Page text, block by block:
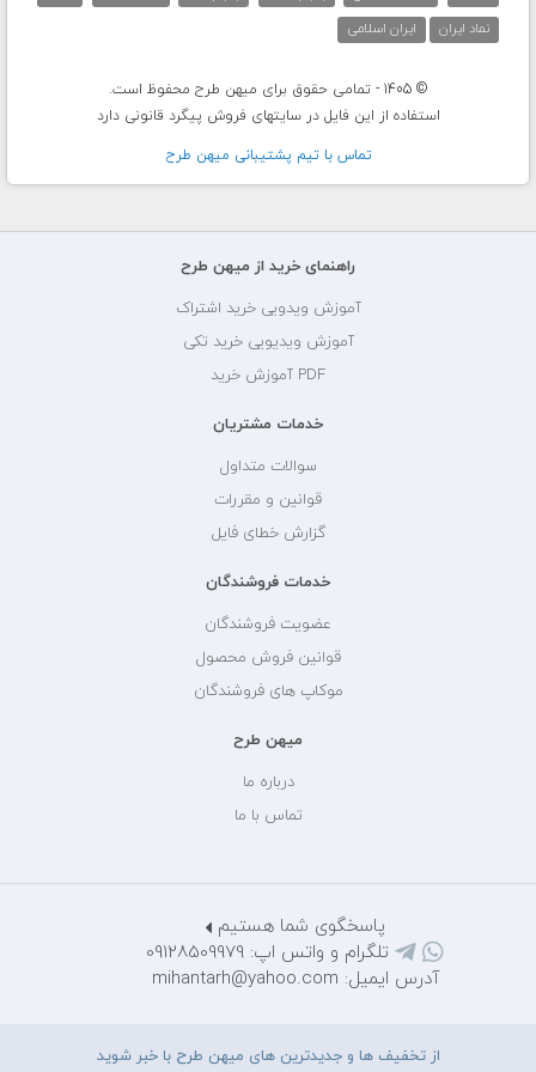
نماد ایران
ایران اسلامی
© 1405 - تمامی حقوق برای میهن طرح محفوظ است.
استفاده از این فایل در سایتهای فروش پیگرد قانونی دارد
تماس با تيم پشتيبانی ميهن طرح
راهنمای خرید از میهن طرح
آموزش ویدویی خرید اشتراک
آموزش ویدیویی خرید تکی
PDF آموزش خرید
خدمات مشتریان
سوالات متداول
قوانین و مقررات
گزارش خطای فایل
خدمات فروشندگان
عضویت فروشندگان
قوانین فروش محصول
موکاپ های فروشندگان
میهن طرح
درباره ما
تماس با ما
پاسخگوی شما هستیم
تلگرام و واتس اپ: 09128509979
آدرس ایمیل: mihantarh@yahoo.com
از تخفیف ها و جدیدترین های میهن طرح با خبر شوید